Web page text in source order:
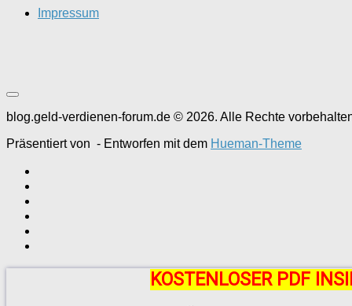
Impressum
blog.geld-verdienen-forum.de © 2026. Alle Rechte
Präsentiert von - Entworfen mit dem Hueman-Theme
KOSTENLOSER PDF